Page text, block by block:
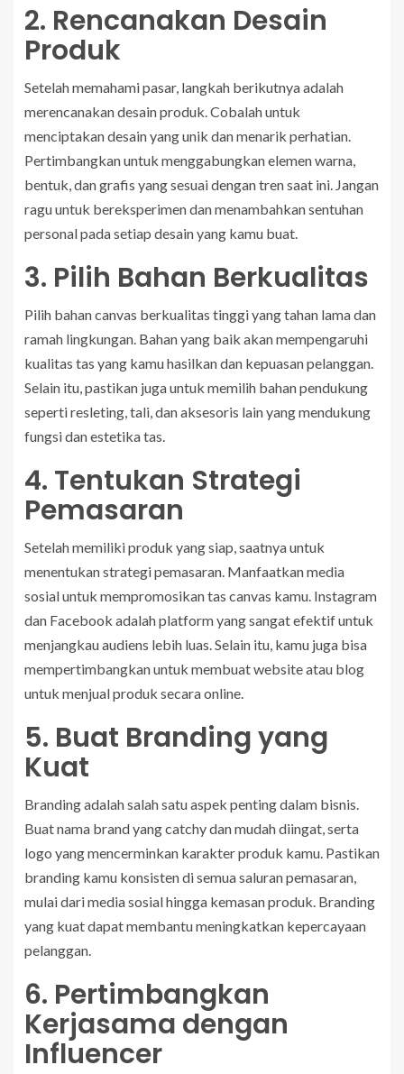
2. Rencanakan Desain
Produk
Setelah memahami pasar, langkah berikutnya adalah
merencanakan desain produk. Cobalah untuk
menciptakan desain yang unik dan menarik perhatian.
Pertimbangkan untuk menggabungkan elemen warna,
bentuk, dan grafis yang sesuai dengan tren saat ini. Jangan
ragu untuk bereksperimen dan menambahkan sentuhan
personal pada setiap desain yang kamu buat.
3. Pilih Bahan Berkualitas
Pilih bahan canvas berkualitas tinggi yang tahan lama dan
ramah lingkungan. Bahan yang baik akan mempengaruhi
kualitas tas yang kamu hasilkan dan kepuasan pelanggan.
Selain itu, pastikan juga untuk memilih bahan pendukung
seperti resleting, tali, dan aksesoris lain yang mendukung
fungsi dan estetika tas.
4. Tentukan Strategi
Pemasaran
Setelah memiliki produk yang siap, saatnya untuk
menentukan strategi pemasaran. Manfaatkan media
sosial untuk mempromosikan tas canvas kamu. Instagram
dan Facebook adalah platform yang sangat efektif untuk
menjangkau audiens lebih luas. Selain itu, kamu juga bisa
mempertimbangkan untuk membuat website atau blog
untuk menjual produk secara online.
5. Buat Branding yang
Kuat
Branding adalah salah satu aspek penting dalam bisnis.
Buat nama brand yang catchy dan mudah diingat, serta
logo yang mencerminkan karakter produk kamu. Pastikan
branding kamu konsisten di semua saluran pemasaran,
mulai dari media sosial hingga kemasan produk. Branding
yang kuat dapat membantu meningkatkan kepercayaan
pelanggan.
6. Pertimbangkan
Kerjasama dengan
Influencer